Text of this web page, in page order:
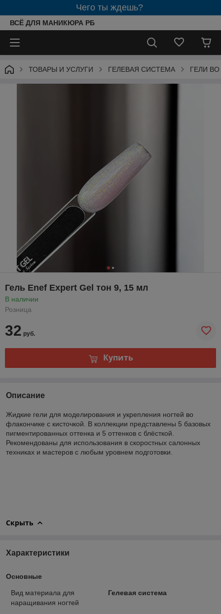
Чего ты ждешь?
ВСЁ ДЛЯ МАНИКЮРА РБ
ТОВАРЫ И УСЛУГИ ГЕЛЕВАЯ СИСТЕМА ГЕЛИ
Гель Enef Expert Gel тон 9, 15 мл
В наличии
Розница
32 руб.
Купить
Описание
Жидкие гели для моделирования и укрепления ногтей во
флакончике с кисточкой. В коллекции представлены 5 базовых
пигментированных оттенка и 5 оттенков с блёсткой.
Рекомендованы для использования в скоростных салонных
техниках и мастеров с любым уровнем подготовки.
Скрыть
Характеристики
Основные
Вид материала для
наращивания ногтей
Гелевая система